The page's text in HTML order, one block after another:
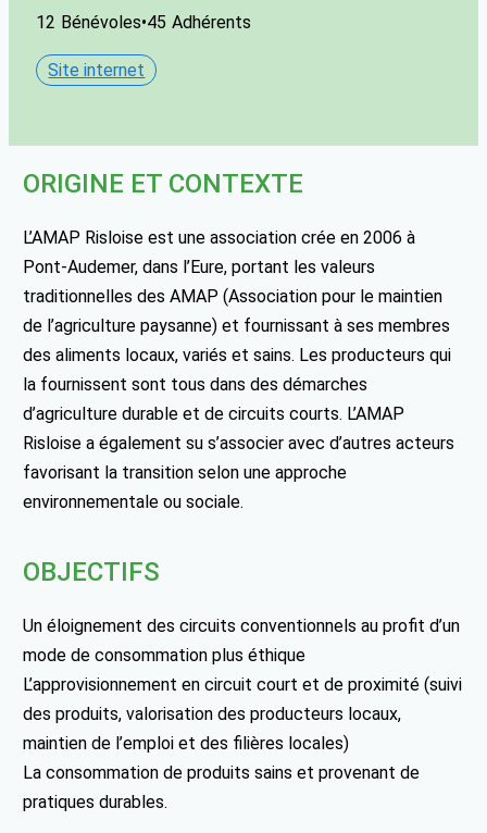
12 Bénévoles•45 Adhérents
Site internet
ORIGINE ET CONTEXTE
L’AMAP Risloise est une association crée en 2006 à
Pont-Audemer, dans l’Eure, portant les valeurs
traditionnelles des AMAP (Association pour le maintien
de l’agriculture paysanne) et fournissant à ses membres
des aliments locaux, variés et sains. Les producteurs qui
la fournissent sont tous dans des démarches
d’agriculture durable et de circuits courts. L’AMAP
Risloise a également su s’associer avec d’autres acteurs
favorisant la transition selon une approche
environnementale ou sociale.
OBJECTIFS
Un éloignement des circuits conventionnels au profit d’un
mode de consommation plus éthique
L’approvisionnement en circuit court et de proximité (suivi
des produits, valorisation des producteurs locaux,
maintien de l’emploi et des filières locales)
La consommation de produits sains et provenant de
pratiques durables.